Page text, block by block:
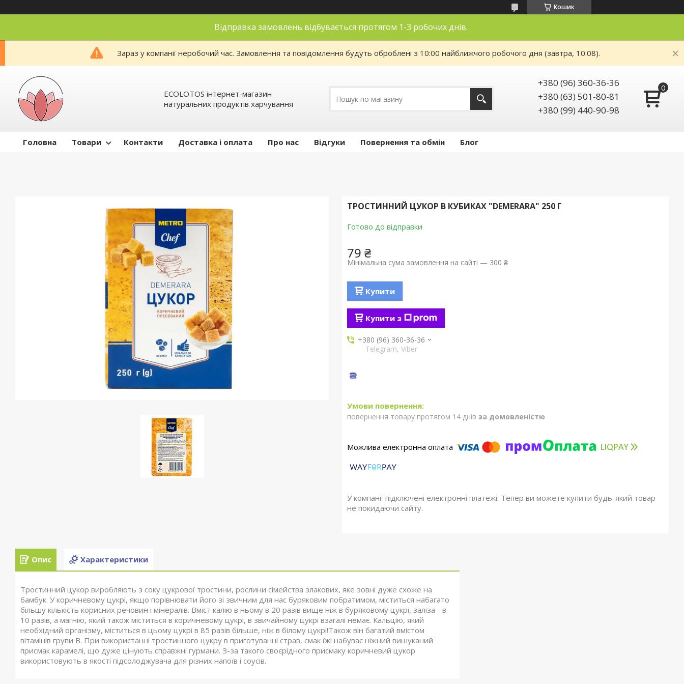
Кошик
Відправка замовлень відбувається протягом 1-3 робочих днів.
Зараз у компанії неробочий час. Замовлення та повідомлення будуть оброблені з 10:00 найближчого робочого дня (завтра, 10.08).
ECOLOTOS інтернет-магазин
натуральних продуктів харчування
+380 (96) 360-36-36
+380 (63) 501-80-81
+380 (99) 440-90-98
Головна Товари Контакти Доставка і оплата Про нас Відгуки Повернення та обмін Блог
ТРОСТИННИЙ ЦУКОР В КУБИКАХ "DEMERARA" 250 Г
Готово до відправки
79 ₴
Мінімальна сума замовлення на сайті — 300 ₴
Купити
Купити з
+380 (96) 360-36-36
Telegram, Viber
повернення товару протягом 14 днів за домовленістю
У компанії підключені електронні платежі. Тепер ви можете купити будь-який товар
не покидаючи сайту.
Опис Характеристики
Тростинний цукор виробляють з соку цукрової тростини, рослини сімейства злакових, яке зовні дуже схоже на
бамбук. У коричневому цукрі, якщо порівнювати його зі звичним для нас буряковим побратимом, міститься набагато
більшу кількість корисних речовин і мінералів. Вміст калію в ньому в 20 разів вище ніж в буряковому цукрі, заліза - в
10 разів, а магнію, який також міститься в коричневому цукрі, в звичайному цукрі взагалі немає. Кальцію, який
необхідний організму, міститься в цьому цукрі в 85 разів більше, ніж в білому цукрі!Також він багатий вмістом
вітамінів групи В. При використанні тростинного цукру в приготуванні страв, смак їжі набуває ніжний вишуканий
присмак карамелі, що дуже цінують справжні гурмани. З-за такого своєрідного присмаку коричневий цукор
використовують в якості підсолоджувача для різних напоїв і соусів.